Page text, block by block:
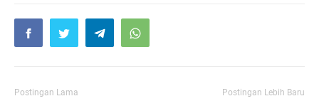
Postingan Lama Postingan Lebih Baru